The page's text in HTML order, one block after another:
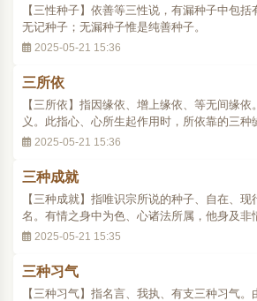
【三性种子】依善等三性说，有漏种子中包括
无记种子；无漏种子惟是纯善种子。
2025-05-21 15:36
三所依
【三所依】指因缘依、增上缘依、等无间缘
义。此指心、心所生起作用时，所依靠的三种
缘以外的三缘。一、因缘依，又称种子依、根
而种子依则仅限于种子。二、增上缘依，..
2025-05-21 15:36
三种成就
【三种成就】指唯识宗所说的种子、自在、现
名。有情之身中为色、心诸法所属，他身及非
皆由自识所变，故称为得。唯识家就有情可成
及生得善等所有种子的未受损害而存在者..
2025-05-21 15:35
三种习气
【三种习气】指名言、我执、有支三种习气